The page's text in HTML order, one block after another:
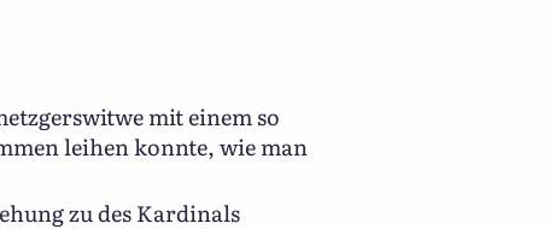
mit einem so
leihen konnte, wie man
zu des Kardinals